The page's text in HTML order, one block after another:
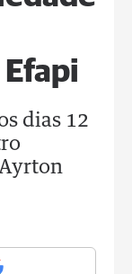
dias 12